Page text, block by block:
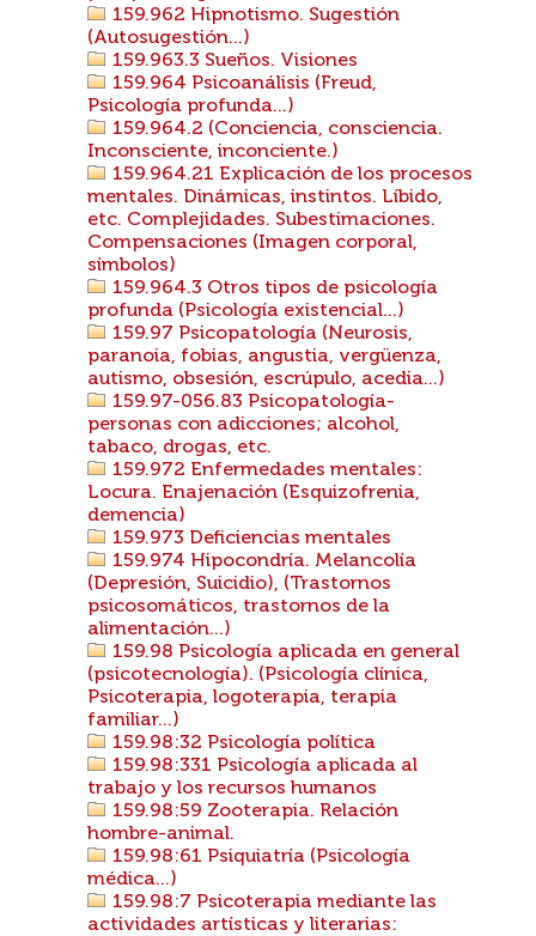
159.962 Hipnotismo. Sugestión
(Autosugestión...)
159.963.3 Sueños. Visiones
159.964 Psicoanálisis (Freud,
Psicología profunda...)
159.964.2 (Conciencia, consciencia.
Inconsciente, inconciente.)
159.964.21 Explicación de los procesos
mentales. Dinámicas, instintos. Líbido,
etc. Complejidades. Subestimaciones.
Compensaciones (Imagen corporal,
símbolos)
159.964.3 Otros tipos de psicología
profunda (Psicología existencial...)
159.97 Psicopatología (Neurosis,
paranoia, fobias, angustia, vergüenza,
autismo, obsesión, escrúpulo, acedia...)
159.97-056.83 Psicopatología-
personas con adicciones; alcohol,
tabaco, drogas, etc.
159.972 Enfermedades mentales:
Locura. Enajenación (Esquizofrenia,
demencia)
159.973 Deficiencias mentales
159.974 Hipocondría. Melancolía
(Depresión, Suicidio), (Trastornos
psicosomáticos, trastornos de la
alimentación...)
159.98 Psicología aplicada en general
(psicotecnología). (Psicología clínica,
Psicoterapia, logoterapia, terapia
familiar...)
159.98:32 Psicología política
159.98:331 Psicología aplicada al
trabajo y los recursos humanos
159.98:59 Zooterapia. Relación
hombre-animal.
159.98:61 Psiquiatría (Psicología
médica...)
159.98:7 Psicoterapia mediante las
actividades artísticas y literarias: